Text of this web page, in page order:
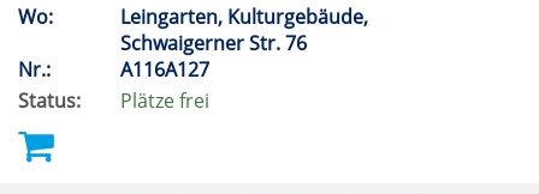
Wo:
Leingarten, Kulturgebäude,
Schwaigerner Str. 76
Nr.:
A116A127
Status:
Plätze frei